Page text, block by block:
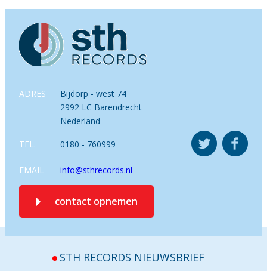
ADRES
Bijdorp - west 74
2992 LC Barendrecht
Nederland
TEL. 0180 - 760999
EMAIL info@sthrecords.nl
contact opnemen
STH RECORDS NIEUWSBRIEF